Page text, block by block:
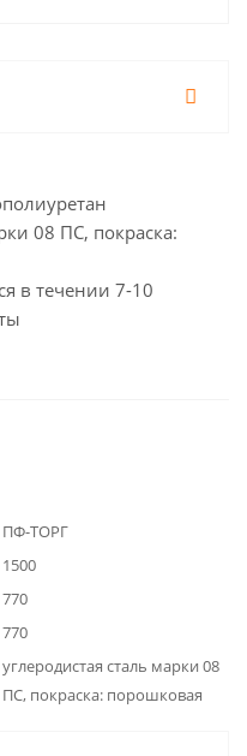
08 ПС, покраска:
в течении 7-10
ПФ-ТОРГ
1500
770
770
углеродистая сталь марки 08
ПС, покраска: порошковая